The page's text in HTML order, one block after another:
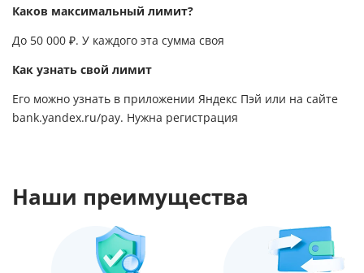
Каков максимальный лимит?
До 50 000 ₽. У каждого эта сумма своя
Как узнать свой лимит
Его можно узнать в приложении Яндекс Пэй или на сайте
bank.yandex.ru/pay. Нужна регистрация
Наши преимущества